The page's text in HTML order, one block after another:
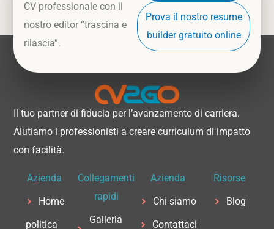
CV professionale con il
nostro editor “trascina e
rilascia”.
Prova il nostro resume
builder gratuito online
Il tuo partner di fiducia per l’avanzamento di carriera.
Aiutiamo i professionisti a creare curriculum di impatto
con facilità.
Azienda
Home
politica
Collegamenti
rapidi
Galleria
Azienda
Chi siamo
Contattaci
Risorse
Blog